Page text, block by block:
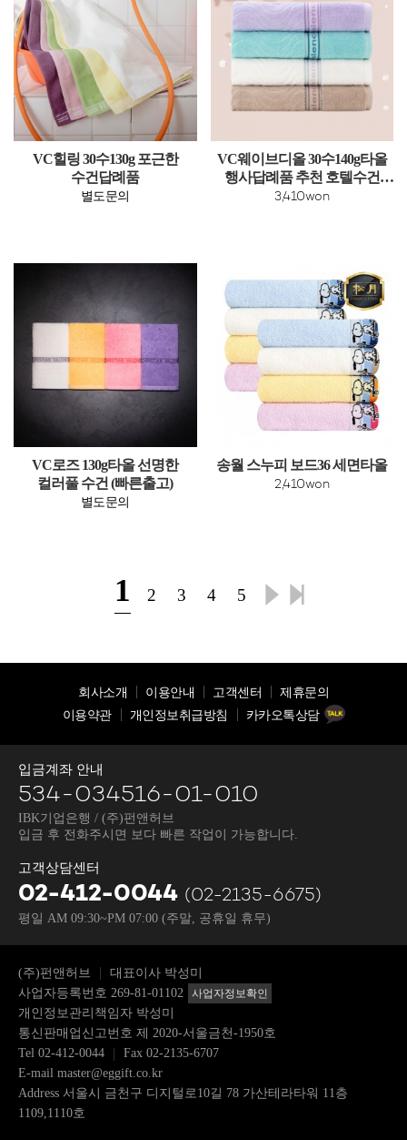
VC힐링 30수130g 포근한
수건답례품
별도문의
VC웨이브디올 30수140g타올
행사답례품 추천 호텔수건
(빠른출고)
3,410won
VC로즈 130g타올 선명한
컬러풀 수건 (빠른출고)
별도문의
송월 스누피 보드36 세면타올
2,410won
1 2 3 4 5
회사소개 이용안내 고객센터
제휴문의
이용약관
개인정보취급방침 카카오톡상담
입금계좌 안내
534-034516-01-010
IBK기업은행 / (주)펀앤허브
입금 후 전화주시면 보다 빠른 작업이 가능합니다.
고객상담센터
02-412-0044 (02-2135-6675)
평일 AM 09:30~PM 07:00 (주말, 공휴일 휴무)
(주)펀앤허브
대표이사 박성미
사업자등록번호 269-81-01102
사업자정보확인
개인정보관리책임자 박성미
통신판매업신고번호 제 2020-서울금천-1950호
Tel 02-412-0044
Fax 02-2135-6707
E-mail master@eggift.co.kr
Address 서울시 금천구 디지털로10길 78 가산테라타워 11층
1109,1110호